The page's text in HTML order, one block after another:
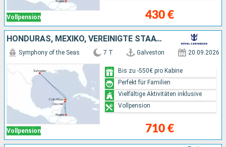
Vollpension 430 €
HONDURAS, MEXIKO, VEREINIGTE STAATEN VON AMERIKA
Vollpension
Symphony of the Seas 7 T Galveston 20.09.2026
710 €
Bis zu -550€ pro Kabine
Perfekt für Familien
Vielfältige Aktivitäten inklusive
Vollpension